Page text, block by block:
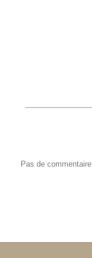
Pas de commentaire